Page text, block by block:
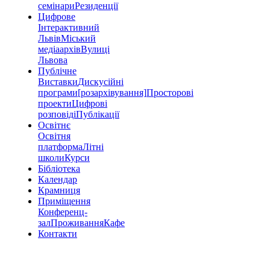
семінариРезиденції
Цифрове
Інтерактивний
ЛьвівМіський
медіаархівВулиці
Львова
Публічне
ВиставкиДискусійні
програми[розархівування]Просторові
проектиЦифрові
розповідіПублікації
Освітнє
Освітня
платформаЛітні
школиКурси
Бібліотека
Календар
Крамниця
Приміщення
Конференц-
залПроживанняКафе
Контакти